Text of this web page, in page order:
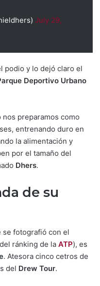
July 29,
podio y lo dejó claro el
Deportivo Urbano
nos preparamos como
entrenando duro en
la alimentación y
por el tamaño del
Dhers.
de su
se fotografió con el
ránking de la ATP), es
. Atesora cinco cetros de
del Drew Tour.